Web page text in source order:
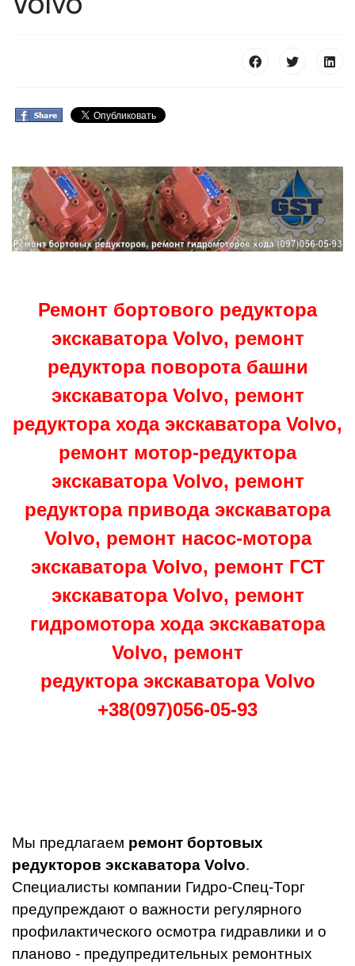
Ремонт бортового редуктора
экскаватора Volvo, ремонт
редуктора поворота башни
экскаватора Volvo, ремонт
редуктора хода экскаватора Volvo,
ремонт мотор-редуктора
экскаватора Volvo, ремонт
редуктора привода экскаватора
Volvo, ремонт насос-мотора
экскаватора Volvo, ремонт ГСТ
экскаватора Volvo, ремонт
гидромотора хода экскаватора
Volvo, ремонт
редуктора экскаватора Volvo
+38(097)056-05-93
Мы предлагаем ремонт бортовых
редукторов экскаватора Volvo.
Специалисты компании Гидро-Спец-Торг
предупреждают о важности регулярного
профилактического осмотра гидравлики и о
планово - предупредительных ремонтных